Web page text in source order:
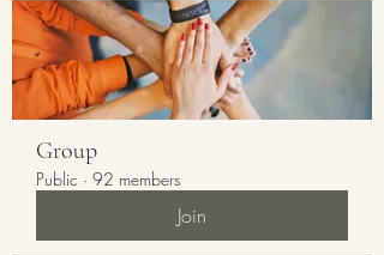
Group
Public · 92 members
Join